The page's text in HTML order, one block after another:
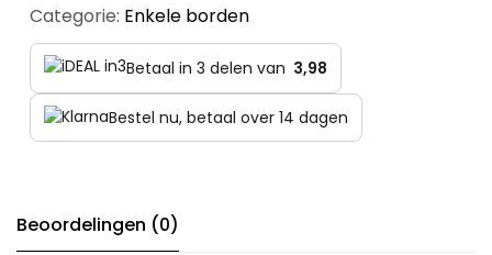
Categorie: Enkele borden
Betaal in 3 delen van 3,98
Bestel nu, betaal over 14 dagen
Beoordelingen (0)